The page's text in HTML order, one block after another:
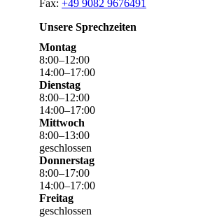
Fax: +49 9082 9676491
Unsere Sprechzeiten
Montag
8:00–12:00
14:00–17:00
Dienstag
8:00–12:00
14:00–17:00
Mittwoch
8:00–13:00
geschlossen
Donnerstag
8:00–17:00
14:00–17:00
Freitag
geschlossen